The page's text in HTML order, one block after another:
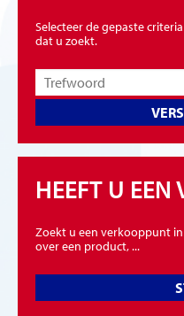
Selecteer de gepaste
dat u zoekt.
HEEFT U EEN
Zoekt u een verkooppunt
over een product, ...